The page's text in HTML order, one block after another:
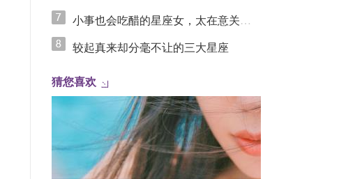
小事也会吃醋的星座女，太在意关系里的安全感
较起真来却分毫不让的三大星座
猜您喜欢